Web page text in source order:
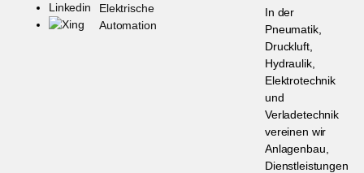
Elektrische
Automation
In der
Pneumatik,
Druckluft,
Hydraulik,
Elektrotechnik
und
Verladetechnik
vereinen wir
Anlagenbau,
Dienstleistungen